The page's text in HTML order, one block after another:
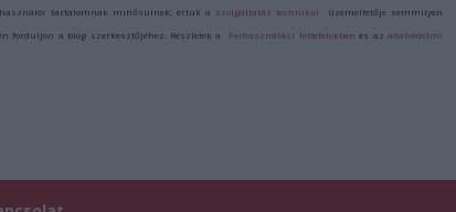
tartalomnak minősülnek, értük a szolgáltatás technikai üzemeltetője semmilyen
forduljon a blog szerkesztőjéhez. Részletek a Felhasználási feltételekben és azadatvédelmi